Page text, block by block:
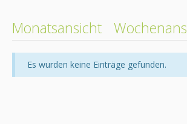
Monatsansicht
Es wurden keine Einträge gefunden.